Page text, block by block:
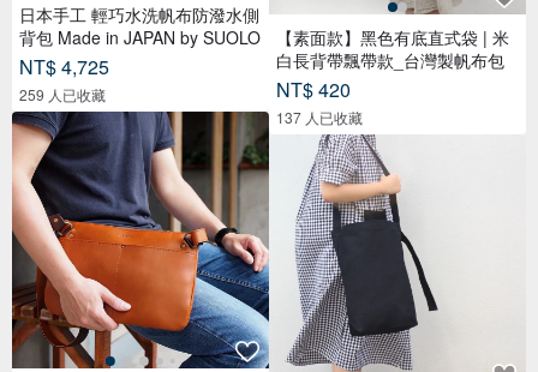
日本手工 輕巧水洗帆布防潑水側
背包 Made in JAPAN by SUOLO
NT$ 4,725
259 人已收藏
【素面款】黑色有底直式袋 | 米
白長背帶飄帶款_台灣製帆布包
NT$ 420
137 人已收藏